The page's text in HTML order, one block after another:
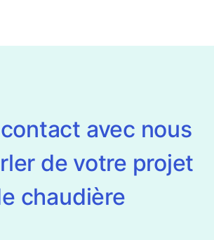
avec nous
de votre projet
chaudière